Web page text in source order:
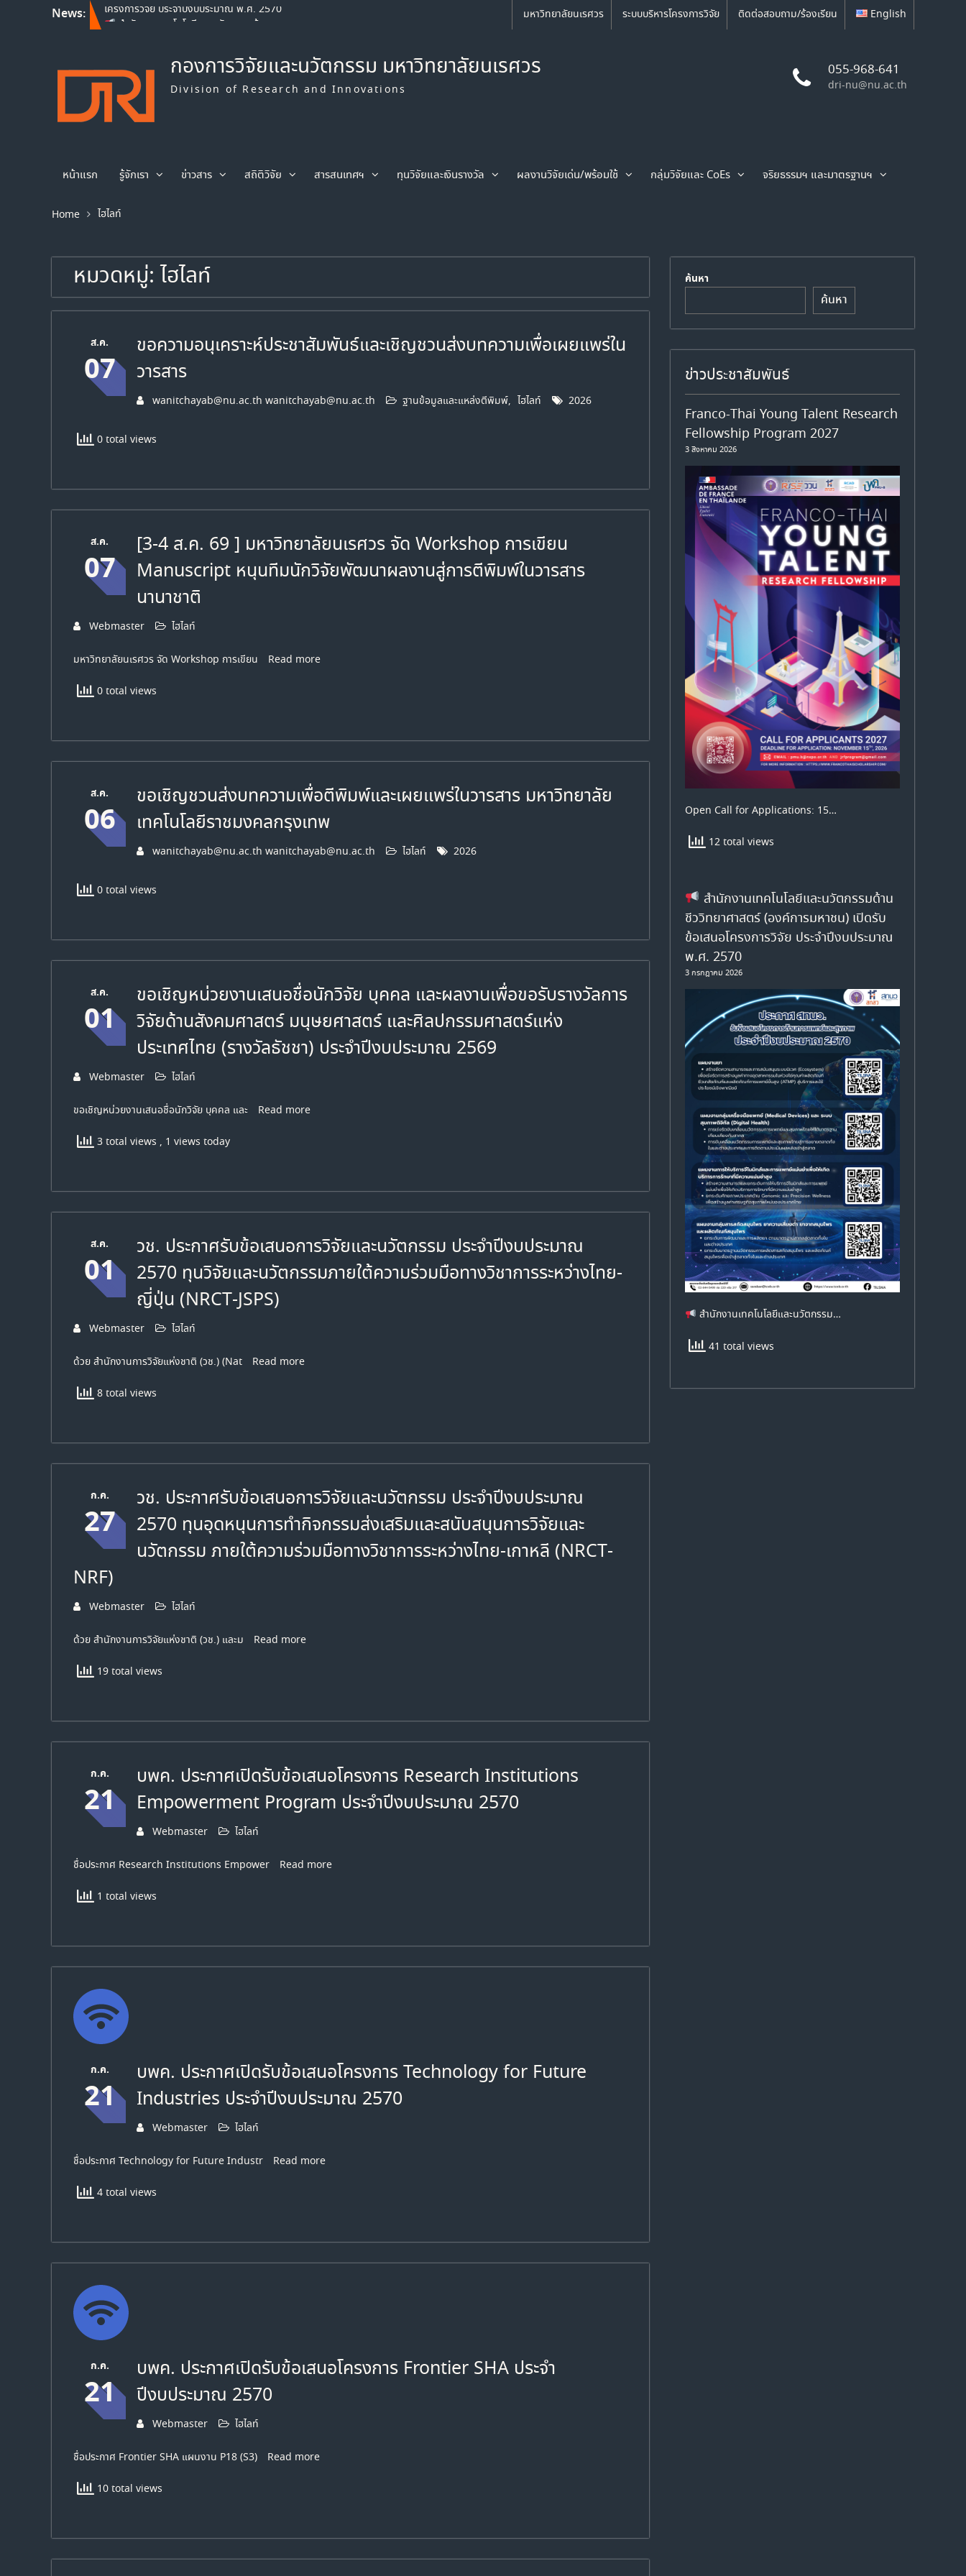
News:
สำนักงานเทคโนโลยีและนวัตกรรมด้าน
Franco-Thai Young Talent Research
Fellowship Program 2027
สำนักงานเทคโนโลยีและนวัตกรรมด้าน
ชีววิทยาศาสตร์ (องค์การมหาชน) เปิดรับข้อเสนอ
โครงการวิจัย ประจำปีงบประมาณ พ.ศ. 2570
มหาวิทยาลัยนเรศวร ระบบบริหารโครงการวิจัย ติดต่อสอบถาม/ร้องเรียน English
กองการวิจัยและนวัตกรรม มหาวิทยาลัยนเรศวร
Division of Research and Innovations
055-968-641
dri-nu@nu.ac.th
หน้าแรก รู้จักเรา ข่าวสาร สถิติวิจัย สารสนเทศฯ ทุนวิจัยและเงินรางวัล ผลงานวิจัยเด่น/พร้อมใช้ กลุ่มวิจัยและ CoEs จริยธรรมฯ และมาตรฐานฯ
Home ไฮไลท์
หมวดหมู่:ไฮไลท์
ส.ค.
07
ขอความอนุเคราะห์ประชาสัมพันธ์และเชิญชวนส่งบทความเพื่อเผยแพร่ใน
วารสาร
wanitchayab@nu.ac.th wanitchayab@nu.ac.th ฐานข้อมูลและแหล่งตีพิมพ์, ไฮไลท์ 2026
0 total views
ส.ค.
07
[3-4 ส.ค. 69 ] มหาวิทยาลัยนเรศวร จัด Workshop การเขียน
Manuscript หนุนทีมนักวิจัยพัฒนาผลงานสู่การตีพิมพ์ในวารสาร
นานาชาติ
Webmaster ไฮไลท์
มหาวิทยาลัยนเรศวร จัด Workshop การเขียน Read more
0 total views
ส.ค.
06
ขอเชิญชวนส่งบทความเพื่อตีพิมพ์และเผยแพร่ในวารสาร มหาวิทยาลัย
เทคโนโลยีราชมงคลกรุงเทพ
wanitchayab@nu.ac.th wanitchayab@nu.ac.th ไฮไลท์ 2026
0 total views
ส.ค.
01
ขอเชิญหน่วยงานเสนอชื่อนักวิจัย บุคคล และผลงานเพื่อขอรับรางวัลการ
วิจัยด้านสังคมศาสตร์ มนุษยศาสตร์ และศิลปกรรมศาสตร์แห่ง
ประเทศไทย (รางวัลธัชชา) ประจำปีงบประมาณ 2569
Webmaster ไฮไลท์
ขอเชิญหน่วยงานเสนอชื่อนักวิจัย บุคคล และ Read more
3 total views , 1 views today
ส.ค.
01
วช. ประกาศรับข้อเสนอการวิจัยและนวัตกรรม ประจำปีงบประมาณ
2570 ทุนวิจัยและนวัตกรรมภายใต้ความร่วมมือทางวิชาการระหว่างไทย-
ญี่ปุ่น (NRCT-JSPS)
Webmaster ไฮไลท์
ด้วย สำนักงานการวิจัยแห่งชาติ (วช.) (Nat Read more
8 total views
ก.ค.
27
วช. ประกาศรับข้อเสนอการวิจัยและนวัตกรรม ประจำปีงบประมาณ
2570 ทุนอุดหนุนการทำกิจกรรมส่งเสริมและสนับสนุนการวิจัยและ
นวัตกรรม ภายใต้ความร่วมมือทางวิชาการระหว่างไทย-เกาหลี (NRCT-
NRF)
Webmaster ไฮไลท์
ด้วย สำนักงานการวิจัยแห่งชาติ (วช.) และม Read more
19 total views
ก.ค.
21
บพค. ประกาศเปิดรับข้อเสนอโครงการ Research Institutions
Empowerment Program ประจำปีงบประมาณ 2570
Webmaster ไฮไลท์
ชื่อประกาศ Research Institutions Empower Read more
1 total views
ก.ค.
21
บพค. ประกาศเปิดรับข้อเสนอโครงการ Technology for Future
Industries ประจำปีงบประมาณ 2570
Webmaster ไฮไลท์
ชื่อประกาศ Technology for Future Industr Read more
4 total views
ก.ค.
21
บพค. ประกาศเปิดรับข้อเสนอโครงการ Frontier SHA ประจำ
ปีงบประมาณ 2570
Webmaster ไฮไลท์
ชื่อประกาศ Frontier SHA แผนงาน P18 (S3) Read more
10 total views
ค้นหา
ค้นหา
ข่าวประชาสัมพันธ์
Franco-Thai Young Talent Research
Fellowship Program 2027
3 สิงหาคม 2026
Open Call for Applications: 15…
12 total views
สำนักงานเทคโนโลยีและนวัตกรรมด้าน
ชีววิทยาศาสตร์ (องค์การมหาชน) เปิดรับ
ข้อเสนอโครงการวิจัย ประจำปีงบประมาณ
พ.ศ. 2570
3 กรกฎาคม 2026
สำนักงานเทคโนโลยีและนวัตกรรม…
41 total views